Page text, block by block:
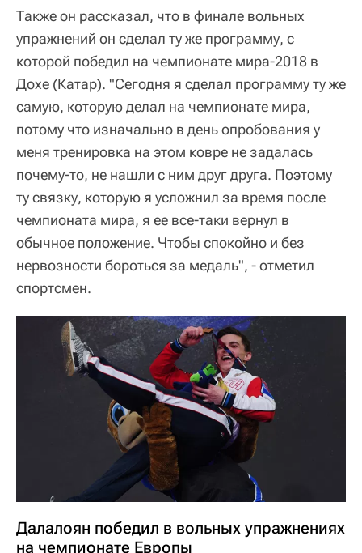
Также он рассказал, что в финале вольных
упражнений он сделал ту же программу, с
которой победил на чемпионате мира-2018 в
Дохе (Катар). "Сегодня я сделал программу ту же
самую, которую делал на чемпионате мира,
потому что изначально в день опробования у
меня тренировка на этом ковре не задалась
почему-то, не нашли с ним друг друга. Поэтому
ту связку, которую я усложнил за время после
чемпионата мира, я ее все-таки вернул в
обычное положение. Чтобы спокойно и без
нервозности бороться за медаль", - отметил
спортсмен.
Далалоян победил в вольных упражнениях
на чемпионате Европы